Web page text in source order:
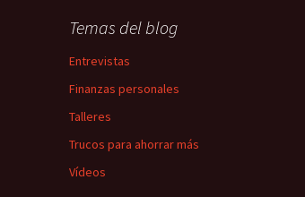
Temas del blog
Entrevistas
Finanzas personales
Talleres
Trucos para ahorrar más
Vídeos